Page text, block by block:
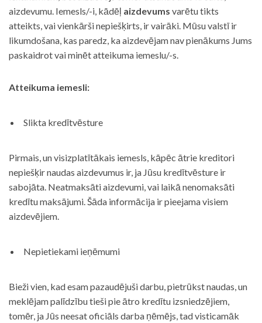
aizdevumu. Iemesls/-i, kādēļ aizdevums varētu tikts
atteikts, vai vienkārši nepiešķirts, ir vairāki. Mūsu valstī ir
likumdošana, kas paredz, ka aizdevējam nav pienākums Jums
paskaidrot vai minēt atteikuma iemeslu/-s.
Atteikuma iemesli:
Slikta kredītvēsture
Pirmais, un visizplatītākais iemesls, kāpēc ātrie kreditori
nepiešķir naudas aizdevumus ir, ja Jūsu kredītvēsture ir
sabojāta. Neatmaksāti aizdevumi, vai laikā nenomaksāti
kredītu maksājumi. Šāda informācija ir pieejama visiem
aizdevējiem.
Nepietiekami ieņēmumi
Bieži vien, kad esam pazaudējuši darbu, pietrūkst naudas, un
meklējam palīdzību tieši pie ātro kredītu izsniedzējiem,
tomēr, ja Jūs neesat oficiāls darba ņēmējs, tad visticamāk